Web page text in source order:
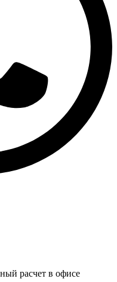
расчет в офисе